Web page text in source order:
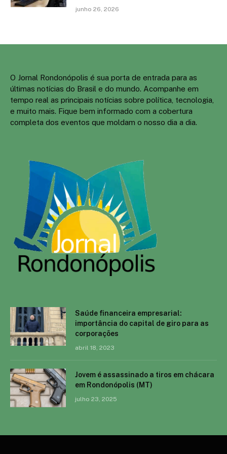
junho 26, 2026
O Jornal Rondonópolis é sua porta de entrada para as
últimas notícias do Brasil e do mundo. Acompanhe em
tempo real as principais notícias sobre política, tecnologia,
e muito mais. Fique bem informado com a cobertura
completa dos eventos que moldam o nosso dia a dia.
Saúde financeira empresarial:
importância do capital de giro para as
corporações
abril 18, 2023
Jovem é assassinado a tiros em chácara
em Rondonópolis (MT)
julho 23, 2025